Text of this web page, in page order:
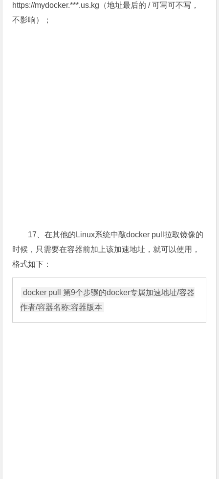
https://mydocker.***.us.kg（地址最后的 / 可写可不写，
不影响）；
17、在其他的Linux系统中敲docker pull拉取镜像的
时候，只需要在容器前加上该加速地址，就可以使用，
格式如下：
docker pull 第9个步骤的docker专属加速地址/容器
作者/容器名称:容器版本